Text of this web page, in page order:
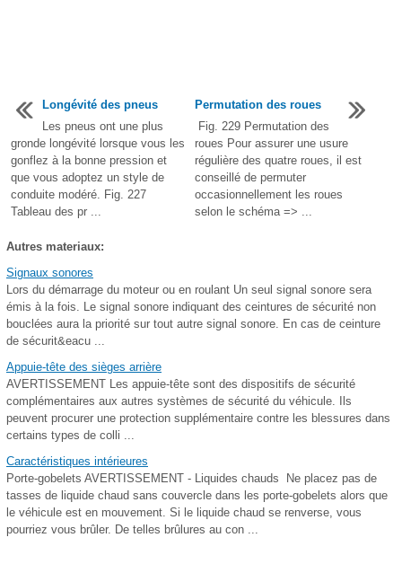
Longévité des pneus
Les pneus ont une plus
gronde longévité lorsque vous les
gonflez à la bonne pression et
que vous adoptez un style de
conduite modéré. Fig. 227
Tableau des pr ...
Permutation des roues
Fig. 229 Permutation des
roues Pour assurer une usure
régulière des quatre roues, il est
conseillé de permuter
occasionnellement les roues
selon le schéma => ...
Autres materiaux:
Signaux sonores
Lors du démarrage du moteur ou en roulant Un seul signal sonore sera
émis à la fois. Le signal sonore indiquant des ceintures de sécurité non
bouclées aura la priorité sur tout autre signal sonore. En cas de ceinture
de sécurit&eacu ...
Appuie-tête des sièges arrière
AVERTISSEMENT Les appuie-tête sont des dispositifs de sécurité
complémentaires aux autres systèmes de sécurité du véhicule. Ils
peuvent procurer une protection supplémentaire contre les blessures dans
certains types de colli ...
Caractéristiques intérieures
Porte-gobelets AVERTISSEMENT - Liquides chauds Ne placez pas de
tasses de liquide chaud sans couvercle dans les porte-gobelets alors que
le véhicule est en mouvement. Si le liquide chaud se renverse, vous
pourriez vous brûler. De telles brûlures au con ...